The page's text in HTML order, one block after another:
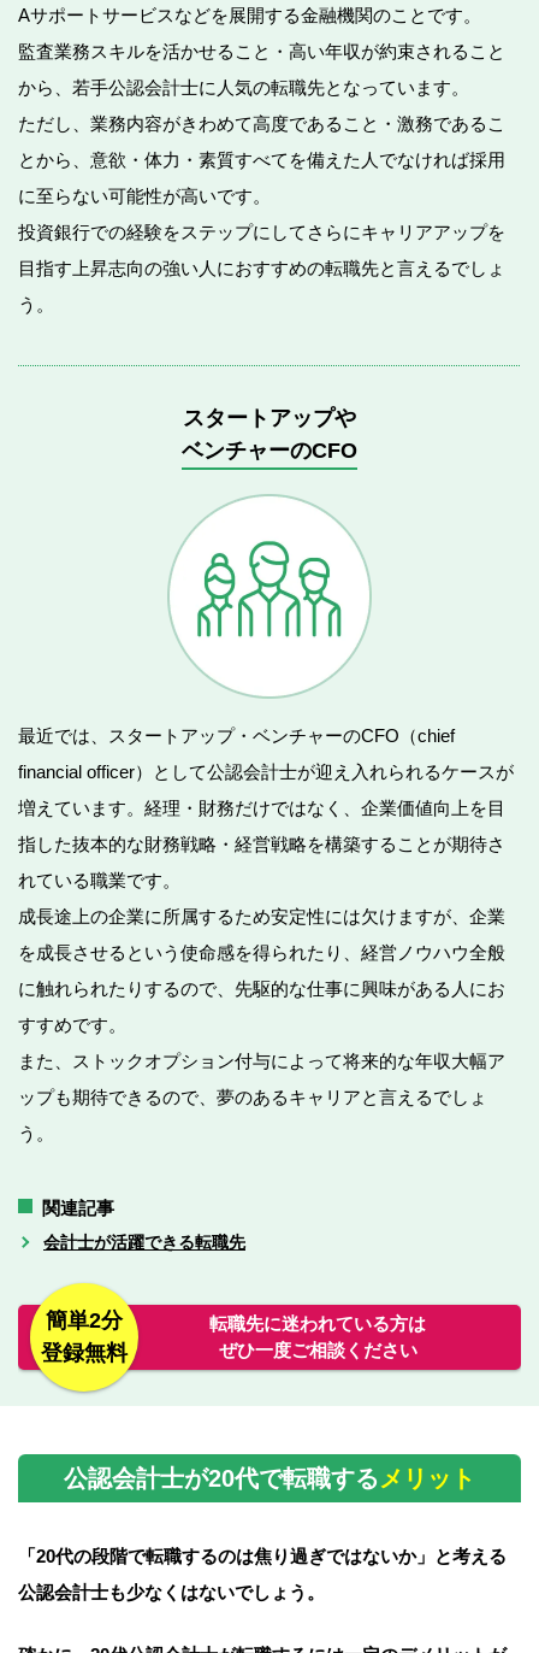
Aサポートサービスなどを展開する金融機関のことです。
監査業務スキルを活かせること・高い年収が約束されること
から、若手公認会計士に人気の転職先となっています。
ただし、業務内容がきわめて高度であること・激務であるこ
とから、意欲・体力・素質すべてを備えた人でなければ採用
に至らない可能性が高いです。
投資銀行での経験をステップにしてさらにキャリアアップを
目指す上昇志向の強い人におすすめの転職先と言えるでしょ
う。
スタートアップや
ベンチャーのCFO
最近では、スタートアップ・ベンチャーのCFO（chief
financial officer）として公認会計士が迎え入れられるケースが
増えています。経理・財務だけではなく、企業価値向上を目
指した抜本的な財務戦略・経営戦略を構築することが期待さ
れている職業です。
成長途上の企業に所属するため安定性には欠けますが、企業
を成長させるという使命感を得られたり、経営ノウハウ全般
に触れられたりするので、先駆的な仕事に興味がある人にお
すすめです。
また、ストックオプション付与によって将来的な年収大幅ア
ップも期待できるので、夢のあるキャリアと言えるでしょ
う。
関連記事
会計士が活躍できる転職先
簡単2分
登録無料
転職先に迷われている方は
ぜひ一度ご相談ください
公認会計士が20代で転職する メリット
「20代の段階で転職するのは焦り過ぎではないか」と考える
公認会計士も少なくはないでしょう。